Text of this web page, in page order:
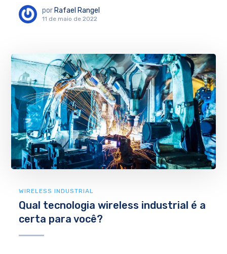
por Rafael Rangel
11 de maio de 2022
WIRELESS INDUSTRIAL
Qual tecnologia wireless industrial é a
certa para você?